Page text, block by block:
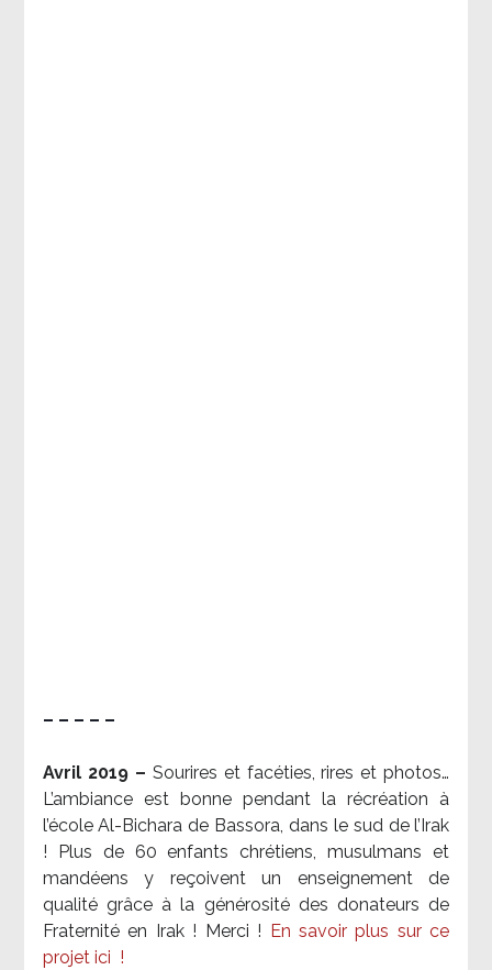
– – – – –
Avril 2019 – Sourires et facéties, rires et photos…
L’ambiance est bonne pendant la récréation à
l’école Al-Bichara de Bassora, dans le sud de l’Irak
! Plus de 60 enfants chrétiens, musulmans et
mandéens y reçoivent un enseignement de
qualité grâce à la générosité des donateurs de
Fraternité en Irak ! Merci !
En savoir plus sur ce
projet ici !